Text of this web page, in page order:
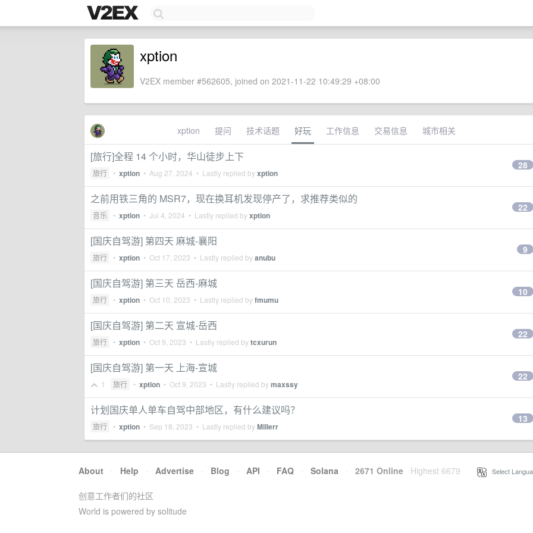
xption
V2EX member #562605, joined on 2021-11-22 10:49:29 +08:00
xption 提问 技术话题 好玩 工作信息 交易信息 城市相关
[旅行]全程 14 个小时，华山徒步上下
旅行 • xption • Aug 27, 2024 • Lastly replied byxption
28
之前用铁三角的 MSR7，现在换耳机发现停产了，求推荐类似的
音乐 • xption • Jul 4, 2024 • Lastly replied byxption
22
[国庆自驾游] 第四天 麻城-襄阳
旅行 • xption • Oct 17, 2023 • Lastly replied byanubu
9
[国庆自驾游] 第三天 岳西-麻城
旅行 • xption • Oct 10, 2023 • Lastly replied byfmumu
10
[国庆自驾游] 第二天 宣城-岳西
旅行 • xption • Oct 9, 2023 • Lastly replied bytcxurun
22
[国庆自驾游] 第一天 上海-宣城
1 旅行 • xption • Oct 9, 2023 • Lastly replied bymaxssy
22
计划国庆单人单车自驾中部地区，有什么建议吗？
旅行 • xption • Sep 18, 2023 • Lastly replied byMillerr
13
About · Help · Advertise · Blog · API · FAQ · Solana · 2671 Online Highest 6679 Select
创意工作者们的社区
World is powered by solitude